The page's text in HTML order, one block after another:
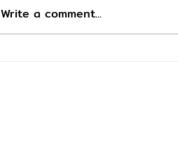
Write a comment...